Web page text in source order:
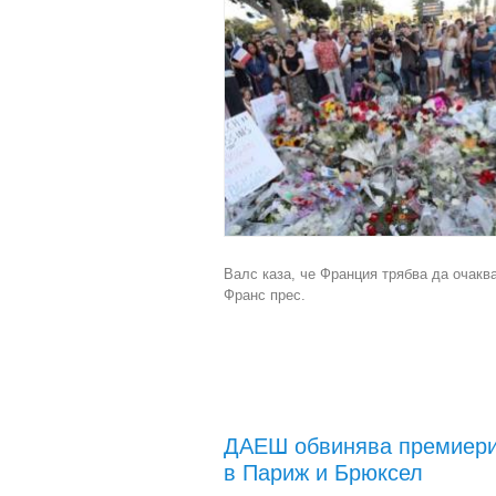
Валс каза, че Франция трябва да
Франс прес.
ДАЕШ обвинява
в Париж и Брюксел